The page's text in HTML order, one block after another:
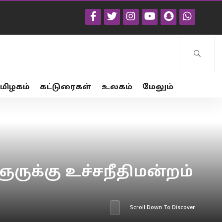
கட்டுரைகள் உலகம் மேலும்
உச்சநீதிமன்றம்
Scroll Down To Discover